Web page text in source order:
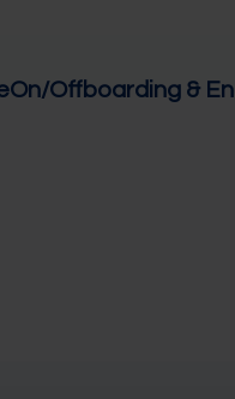
On/Offboarding &